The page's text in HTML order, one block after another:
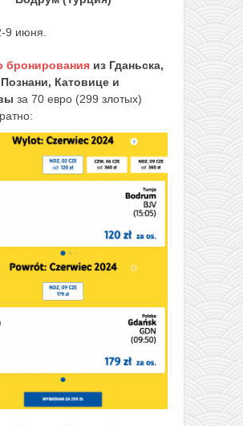
9 июня.
бронирования из Гданьска,
Катовице и
за 70 евро (299 злотых)